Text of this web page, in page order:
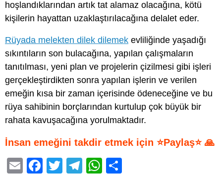
hoşlandıklarından artık tat alamaz olacağına, kötü
kişilerin hayattan uzaklaştırılacağına delalet eder.
Rüyada melekten dilek dilemek evliliğinde yaşadığı
sıkıntıların son bulacağına, yapılan çalışmaların
tanıtılması, yeni plan ve projelerin çizilmesi gibi işleri
gerçekleştirdikten sonra yapılan işlerin ve verilen
emeğin kısa bir zaman içerisinde ödeneceğine ve bu
rüya sahibinin borçlarından kurtulup çok büyük bir
rahata kavuşacağına yorulmaktadır.
İnsan emeğini takdir etmek için ⭐Paylaş⭐ 🙏
E
F
T
T
W